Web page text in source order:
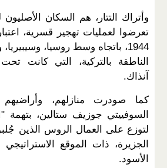
وأتراك التتار، هم السكان
1944، باتجاه وسط روسيا،
الناطقة بالتركية، التي كانت
آنذاك.
كما صودرت منازلهم،
لتوزع على العمال الروس الذين
الجزيرة، ذات الموقع
الأسود.